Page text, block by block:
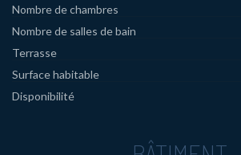
Nombre de chambres
Nombre de salles de bain
Terrasse
Surface habitable
Disponibilité